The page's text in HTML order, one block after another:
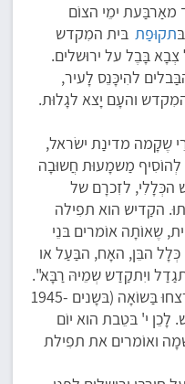
מאַרבַּעת ימֵי הצוֹם
תקוּפַת בּית המִקדש
בָּבֶל על ירוּשלים.
להִיכָּנֵס לָעיר,
והעָם יָצא לגָלוּת.
קָצר אחרֵי שֶקָמה מדינַת ישׂראל,
מַשמָעוּת חֲשוּבָה
הכְּלָלִי, לזִכרָם של
הקַדיש הוא תפִילה
שֶאוֹתָה אוֹמרים בּנֵי
הבֵּן, האָח, הבַּעַל או
ויִתקַדַש שְמֵיהּ רַבָּא".
לרַבִּים מאוֹד מאַחֵינוּ ואַחיוֹתֵינוּ שֶנִרצחוּ בַּשוֹאָה (בּשָנים 1945-
לָכֵן י' בּטֵבת הוא יוֹם
ואוֹמרים את תפִילת